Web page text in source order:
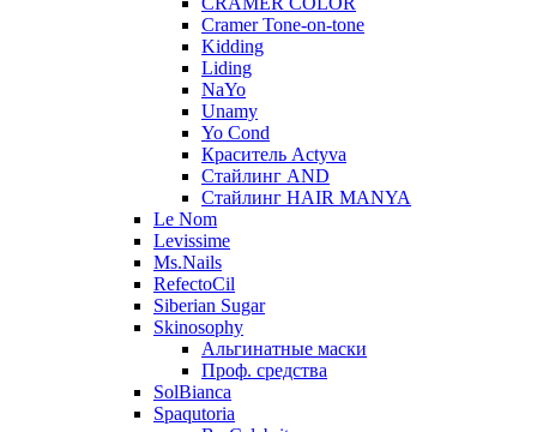
Cramer Tone-on-tone
Kidding
Liding
NaYo
Unamy
Yo Cond
Краситель Actyva
Стайлинг AND
Стайлинг HAIR MANYA
Le Nom
Levissime
Ms.Nails
RefectoCil
Siberian Sugar
Skinosophy
Альгинатные маски
Проф. средства
SolBianca
Spaqutoria